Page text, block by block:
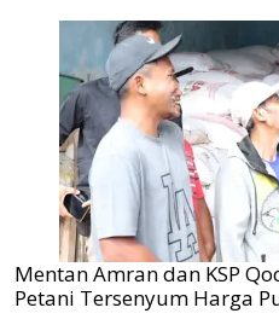
Mentan Amran dan KSP
Petani Tersenyum Harga